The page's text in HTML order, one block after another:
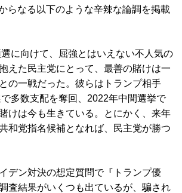
らなる以下のような辛辣な論調を掲載
に向けて、屈強とはいえない不人気の
えた民主党にとって、最善の賭けは一
の一戦だった。彼らはトランプ相手
多数支配を奪回、2022年中間選挙で
けは今も生きている。とにかく、来年
和党指名候補となれば、民主党が勝つ
デン対決の想定質問で『トランプ優
査結果がいくつも出ているが、騙され